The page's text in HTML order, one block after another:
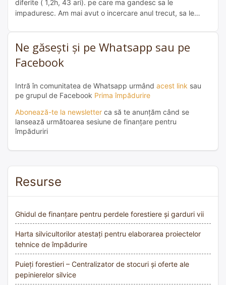
diferite ( 1,2h, 43 ari). pe care ma gandesc sa le
impaduresc. Am mai avut o incercare anul trecut, sa le
cauza sumei mari de bani pe care trebuia sa o investesc
eu. Dar mi-ar suride ideea aceasta […]
Ne găsești și pe Whatsapp sau pe
Facebook
Intră în comunitatea de Whatsapp urmând acest link sau
pe grupul de Facebook Prima împădurire
Abonează-te la newsletter ca să te anunțăm când se
lansează următoarea sesiune de finanțare pentru
împăduriri
Resurse
Ghidul de finanțare pentru perdele forestiere și garduri vii
Harta silvicultorilor atestați pentru elaborarea proiectelor
tehnice de împădurire
Puieți forestieri – Centralizator de stocuri și oferte ale
pepinierelor silvice